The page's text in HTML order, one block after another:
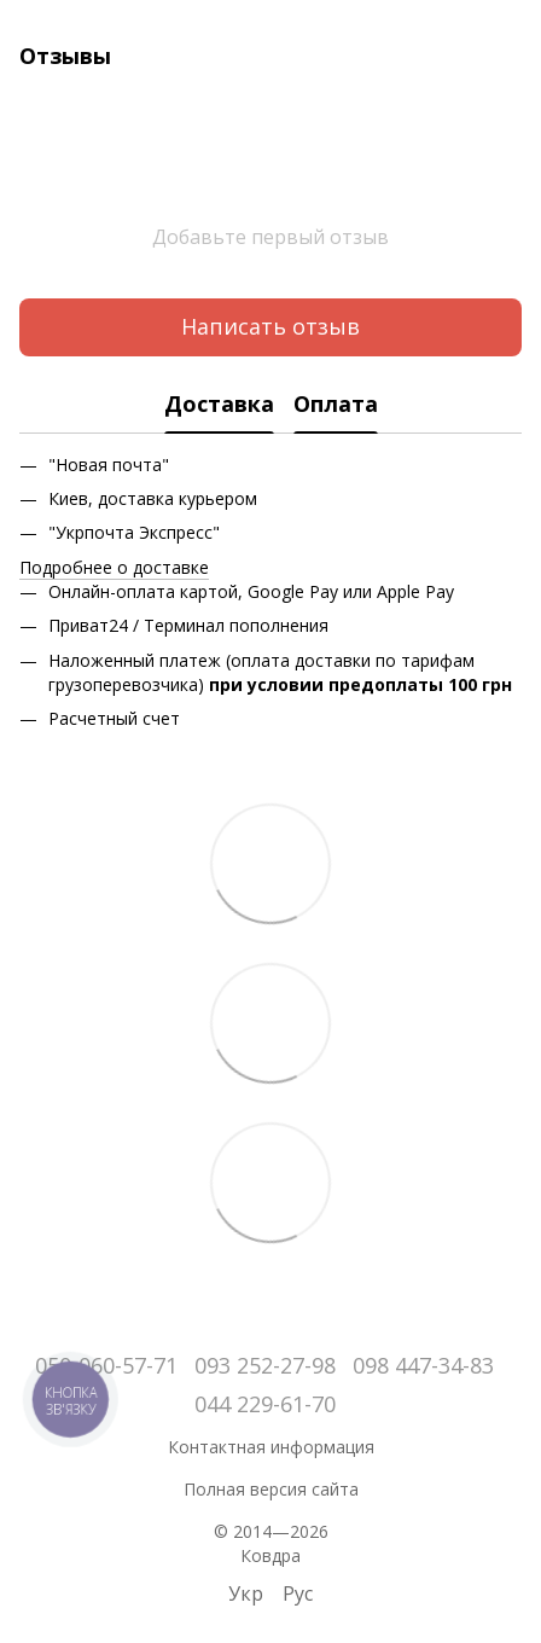
Отзывы
Добавьте первый отзыв
Написать отзыв
Доставка Оплата
"Новая почта"
Киев, доставка курьером
"Укрпочта Экспресс"
Подробнее о доставке
Онлайн-оплата картой, Google Pay или Apple Pay
Приват24 / Терминал пополнения
Наложенный платеж (оплата доставки по тарифам
грузоперевозчика) при условии предоплаты 100 грн
Расчетный счет
050-060-57-71 093 252-27-98
098 447-34-83
044 229-61-70
Контактная информация
Полная версия сайта
© 2014—2026
Ковдра
Укр Рус
КНОПКА
ЗВ'ЯЗКУ